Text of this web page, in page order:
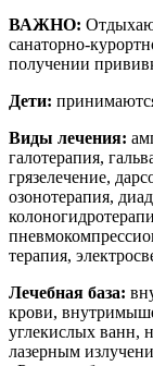
ВАЖНО:
санаторно-
получении
Дети:
Виды лечения:
галотерапия,
грязелечение,
озонотерапия,
терапия,
Лечебная база:
крови,
углекислых ванн,
лазерным